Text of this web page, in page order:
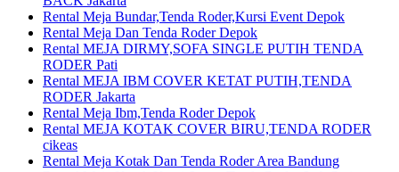
Rental Meja Bundar,Tenda Roder,Kursi Event Depok
Rental Meja Dan Tenda Roder Depok
Rental MEJA DIRMY,SOFA SINGLE PUTIH TENDA
RODER Pati
Rental MEJA IBM COVER KETAT PUTIH,TENDA
RODER Jakarta
Rental Meja Ibm,Tenda Roder Depok
Rental MEJA KOTAK COVER BIRU,TENDA RODER
cikeas
Rental Meja Kotak Dan Tenda Roder Area Bandung